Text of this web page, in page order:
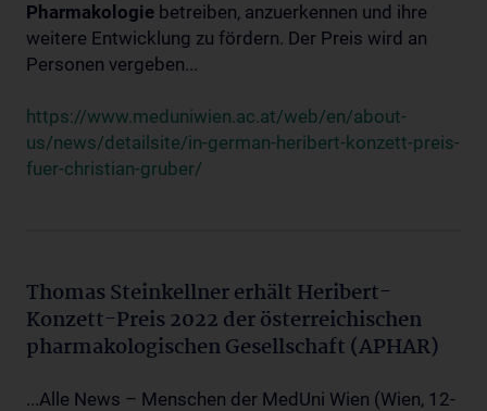
Pharmakologie betreiben, anzuerkennen und ihre
weitere Entwicklung zu fördern. Der Preis wird an
Personen vergeben...
https://www.meduniwien.ac.at/web/en/about-
us/news/detailsite/in-german-heribert-konzett-preis-
fuer-christian-gruber/
Thomas Steinkellner erhält Heribert-
Konzett-Preis 2022 der österreichischen
pharmakologischen Gesellschaft (APHAR)
...Alle News – Menschen der MedUni Wien (Wien, 12-